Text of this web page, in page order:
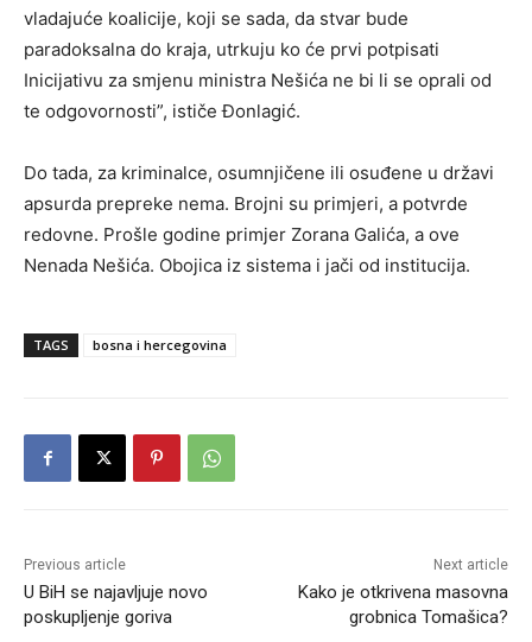
vladajuće koalicije, koji se sada, da stvar bude
paradoksalna do kraja, utrkuju ko će prvi potpisati
Inicijativu za smjenu ministra Nešića ne bi li se oprali od
te odgovornosti”, ističe Đonlagić.
Do tada, za kriminalce, osumnjičene ili osuđene u državi
apsurda prepreke nema. Brojni su primjeri, a potvrde
redovne. Prošle godine primjer Zorana Galića, a ove
Nenada Nešića. Obojica iz sistema i jači od institucija.
TAGS bosna i hercegovina
Previous article
U BiH se najavljuje novo
poskupljenje goriva
Next article
Kako je otkrivena masovna
grobnica Tomašica?